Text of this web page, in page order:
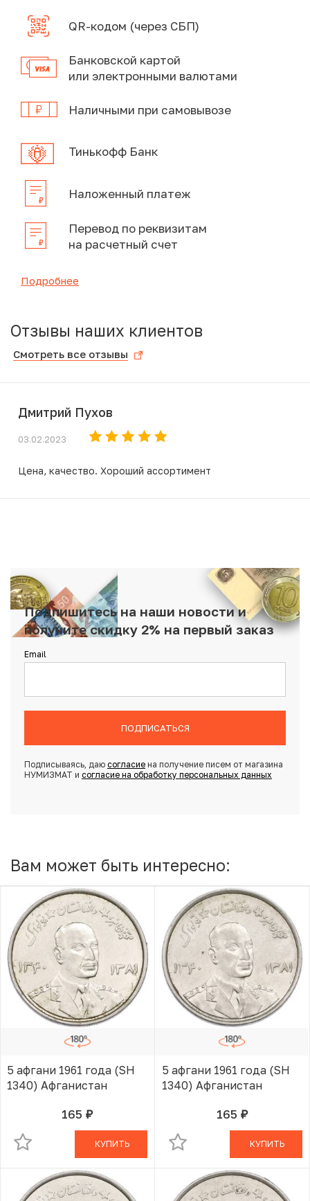
QR-кодом (через СБП)
Банковской картой
или электронными валютами
Наличными при самовывозе
Тинькофф Банк
Наложенный платеж
Перевод по реквизитам
на расчетный счет
Подробнее
Отзывы наших клиентов
Смотреть все отзывы
Дмитрий Пухов
03.02.2023
Цена, качество. Хороший ассортимент
Подпишитесь на наши новости и
получите скидку 2% на первый заказ
Email
ПОДПИСАТЬСЯ
Подписываясь, даю согласиена получение писем от магазина
НУМИЗМАТ и согласие на обработку персональных данных
Вам может быть интересно:
5 афгани 1961 года (SH
1340) Афганистан
165 руб.В КОРЗИНЕ
КУПИТЬ
5 афгани 1961 года (SH
1340) Афганистан
165 руб.В КОРЗИНЕ
КУПИТЬ